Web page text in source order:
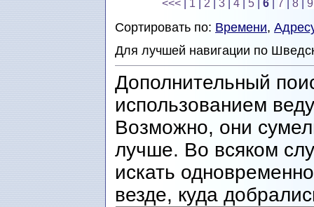
<<< 1 2 |3 |4 5 |6 |7 |8 |9
Сортировать по: Времени,
Для лучшей навигации по
Дополнительный
использованием
Возможно, они
лучше. Во всяком
искать
везде, куда